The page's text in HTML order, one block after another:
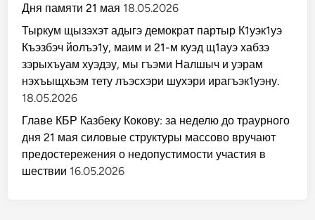
Дня памяти 21 мая 18.05.2026
Тыркум щызэхэт адыгэ демократ партыр К1уэк1уэ
Къэзбэч йолъэ1у, маим и 21-м куэд щ1ауэ хабзэ
зэрыхъуам хуэдэу, мы гъэми Налшыч и уэрам
нэхъыщхьэм тету лъэсхэри шухэри ирагъэк1уэну.
18.05.2026
Главе КБР Казбеку Кокову: за неделю до траурного
дня 21 мая силовые структуры массово вручают
предостережения о недопустимости участия в
шествии 16.05.2026